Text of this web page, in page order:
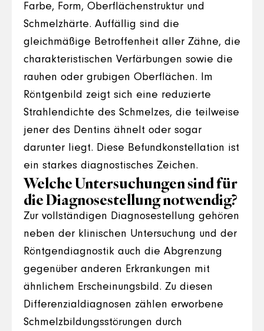
Farbe, Form, Oberflächenstruktur und
Schmelzhärte. Auffällig sind die
gleichmäßige Betroffenheit aller Zähne, die
charakteristischen Verfärbungen sowie die
rauhen oder grubigen Oberflächen. Im
Röntgenbild zeigt sich eine reduzierte
Strahlendichte des Schmelzes, die teilweise
jener des Dentins ähnelt oder sogar
darunter liegt. Diese Befundkonstellation ist
ein starkes diagnostisches Zeichen.
Welche Untersuchungen sind für
die Diagnosestellung notwendig?
Zur vollständigen Diagnosestellung gehören
neben der klinischen Untersuchung und der
Röntgendiagnostik auch die Abgrenzung
gegenüber anderen Erkrankungen mit
ähnlichem Erscheinungsbild. Zu diesen
Differenzialdiagnosen zählen erworbene
Schmelzbildungsstörungen durch